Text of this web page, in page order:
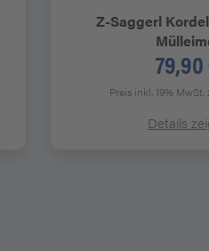
Z-Saggerl
Preis inkl. 19% MwSt.
Details